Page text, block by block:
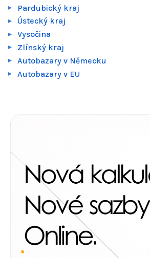
Pardubický kraj
Ústecký kraj
Vysočina
Zlínský kraj
Autobazary v Německu
Autobazary v EU